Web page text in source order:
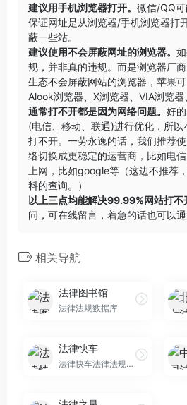
建议用手机浏览器打开。 微信/QQ
保证网址是从浏览器/手机浏览器打
蔽一些站。
建议使用不会屏蔽网址的浏览器。
规，并非真的违规。而是浏览器厂
生态不会屏蔽网站的浏览器，苹果
Alook浏览器
X浏览器 VIA浏览器
通常打不开都是因为网络问题。 好
(电信、移动、联通)进行优化，所
打不开。一劳永逸的话，我们推荐
络切换成更稳定的运营商，比如电
上网，比如google等（这边不推荐
料的查询。）
以上三点均能解决99.99%网站打不
问，可在线留言，着急的话也可以通
相关导航
法律图书馆
法律法规数据库
法律快车
法律快车法律法规频道